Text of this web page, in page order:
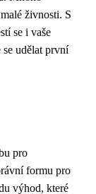
živnosti. S
se i vaše
udělat první
pro
formu pro
výhod, které